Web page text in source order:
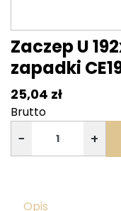
Zaczep U
zapadki
25,04 zł
Brutto
− +
Opis